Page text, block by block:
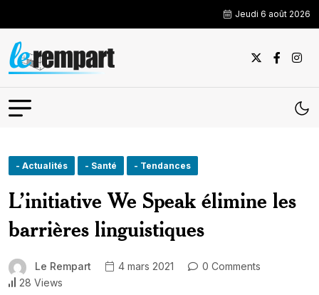
Jeudi 6 août 2026
- Actualités - Santé - Tendances
L’initiative We Speak élimine les
barrières linguistiques
Le Rempart 4 mars 2021
0 Comments
28 Views